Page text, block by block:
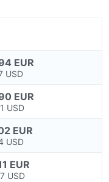
EUR
USD
EUR
USD
EUR
USD
EUR
USD